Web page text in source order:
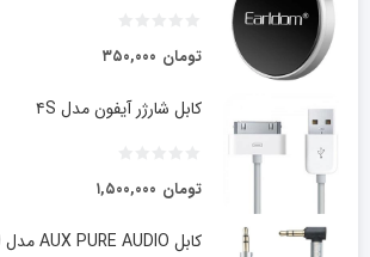
۳۵۰,۰۰۰ تومان
کابل شارژر آیفون مدل ۴S
۱,۵۰۰,۰۰۰ تومان
کابل AUX PURE AUDIO مدل PI-ST20